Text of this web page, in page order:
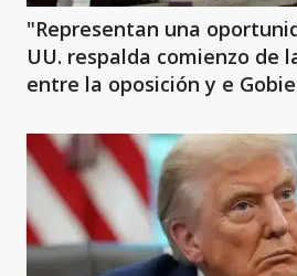
"Representan una
UU. respalda comienzo de
entre la oposición y e